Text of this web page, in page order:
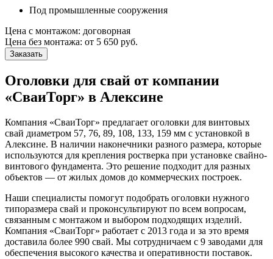
Под промышленные сооружения
Цена с монтажом: договорная
Цена без монтажа: от 5 650 руб.
Заказать
Оголовки для свай от компании
«СваиТорг» в Алексине
Компания «СваиТорг» предлагает оголовки для винтовых
свай диаметром 57, 76, 89, 108, 133, 159 мм с установкой в
Алексине. В наличии наконечники разного размера, которые
используются для крепления ростверка при установке свайно-
винтового фундамента. Это решение подходит для разных
объектов — от жилых домов до коммерческих построек.
Наши специалисты помогут подобрать оголовки нужного
типоразмера свай и проконсультируют по всем вопросам,
связанным с монтажом и выбором подходящих изделий.
Компания «СваиТорг» работает с 2013 года и за это время
доставила более 990 свай. Мы сотрудничаем с 9 заводами для
обеспечения высокого качества и оперативности поставок.